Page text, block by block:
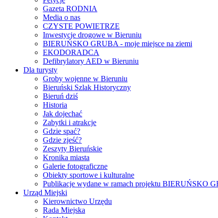
Gazeta RODNIA
Media o nas
CZYSTE POWIETRZE
Inwestycje drogowe w Bieruniu
BIERUŃSKO GRUBA - moje miejsce na ziemi
EKODORADCA
Defibrylatory AED w Bieruniu
Dla turysty
Groby wojenne w Bieruniu
Bieruński Szlak Historyczny
Bieruń dziś
Historia
Jak dojechać
Zabytki i atrakcje
Gdzie spać?
Gdzie zjeść?
Zeszyty Bieruńskie
Kronika miasta
Galerie fotograficzne
Obiekty sportowe i kulturalne
Publikacje wydane w ramach projektu BIERUŃSKO
Urząd Miejski
Kierownictwo Urzędu
Rada Miejska